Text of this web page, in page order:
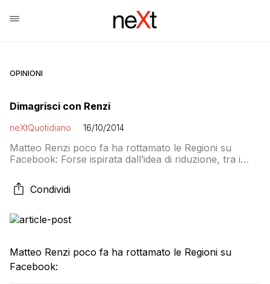
OPINIONI
Dimagrisci con Renzi
neXtQuotidiano 16/10/2014
Matteo Renzi poco fa ha rottamato le Regioni su
Facebook: Forse ispirata dall’idea di riduzione, tra i
Leggi sull’argomento: Legge di Stabilità: perché è
un’occasione sprecata
Condividi
Matteo Renzi poco fa ha rottamato le Regioni su
Facebook: